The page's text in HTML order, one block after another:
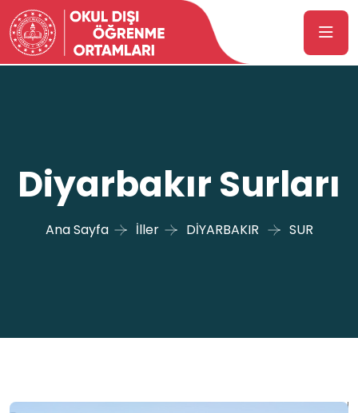
Diyarbakır Surları
Ana Sayfa İller DİYARBAKIR SUR